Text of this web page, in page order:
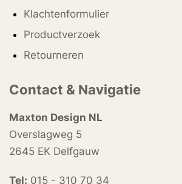
Klachtenformulier
Productverzoek
Retourneren
Contact & Navigatie
Maxton Design NL
Overslagweg 5
2645 EK Delfgauw
Tel: 015 - 310 70 34